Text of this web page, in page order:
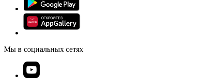
Мы в социальных сетях